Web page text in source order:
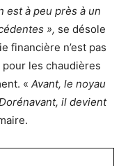
est à peu près à un
», se désole
financière n’est pas
les chaudières
« Avant, le noyau
il devient